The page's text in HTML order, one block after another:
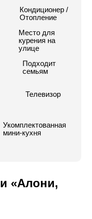
и
русла ручьев,
др. Персонал
Кондиционер /
Отопление
Место для
курения на
улице
Подходит
семьям
Телевизор
Укомплектованная
мини-кухня
«Алони,